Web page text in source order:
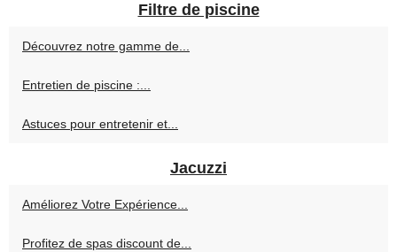
Filtre de piscine
Découvrez notre gamme de...
Entretien de piscine :...
Astuces pour entretenir et...
Jacuzzi
Améliorez Votre Expérience...
Profitez de spas discount de...